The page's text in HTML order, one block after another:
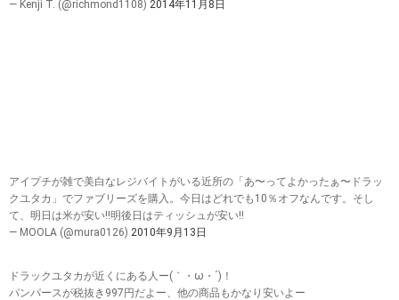
— Kenji T. (@richmond1108) 2014年11月8日
アイプチが雑で美白なレジバイトがいる近所の「あ〜ってよかったぁ〜ドラッ
クユタカ」でファブリーズを購入。今日はどれでも10％オフなんです。そし
て、明日は米が安い‼明後日はティッシュが安い‼
— MOOLA (@mura0126) 2010年9月13日
ドラックユタカが近くにある人ー(｀・ω・´)！
パンパースが税抜き997円だよー、他の商品もかなり安いよー